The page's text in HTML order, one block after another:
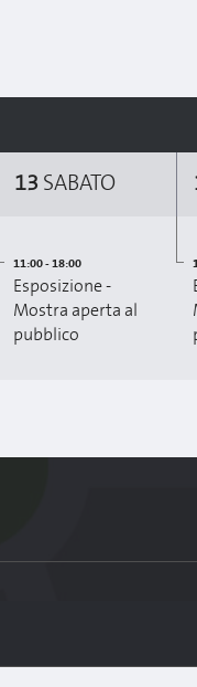
13 SABATO
11:00 - 18:00
Esposizione -
Mostra aperta al
pubblico